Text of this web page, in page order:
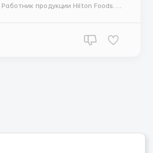
мясных полуфабрикатов, а так же